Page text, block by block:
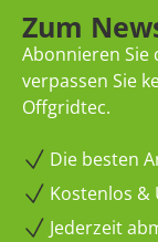
Zum
Abonnieren Sie
verpassen Sie
Offgridtec.
Die besten
Kostenlos &
Jederzeit